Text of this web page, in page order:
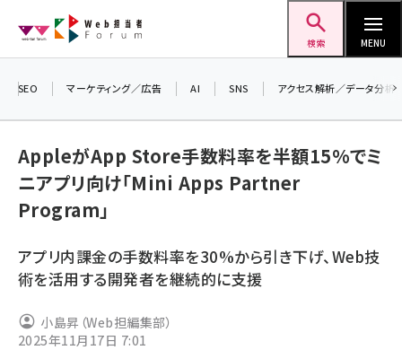
ン
検索 MENU
seo (3538)
youtube (2444)
セミナー (2315)
SEO マーケティング／広告 AI SNS アクセス解析／データ分析
AppleがApp Store手数料率を半額15%でミ
ニアプリ向け「Mini Apps Partner
Program」
アプリ内課金の手数料率を30%から引き下げ、Web技
術を活用する開発者を継続的に支援
小島昇（Web担編集部）
2025年11月17日 7:01